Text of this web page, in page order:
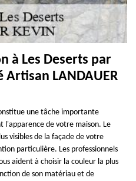
à Les Deserts par
Artisan LANDAUER
une tâche importante
l'apparence de votre maison. Le
visibles de la façade de votre
particulière. Les professionnels
aident à choisir la couleur la plus
de son matériau et de